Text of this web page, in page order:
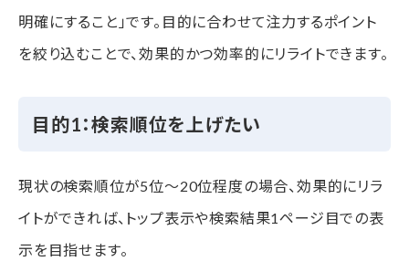
明確にすること」です。目的に合わせて注力するポイント
を絞り込むことで、効果的かつ効率的にリライトできます。
目的1：検索順位を上げたい
現状の検索順位が5位〜20位程度の場合、効果的にリラ
イトができれば、トップ表示や検索結果1ページ目での表
示を目指せます。